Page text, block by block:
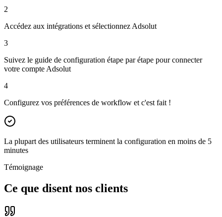
2
Accédez aux intégrations et sélectionnez Adsolut
3
Suivez le guide de configuration étape par étape pour connecter
votre compte Adsolut
4
Configurez vos préférences de workflow et c'est fait !
La plupart des utilisateurs terminent la configuration en moins de 5
minutes
Témoignage
Ce que disent nos clients